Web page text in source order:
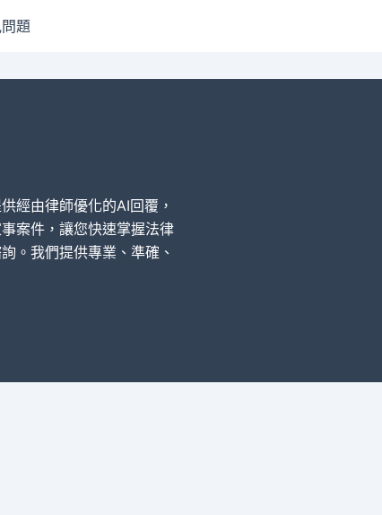
題
經由律師優化的AI回覆，
案件，讓您快速掌握法律
。我們提供專業、準確、